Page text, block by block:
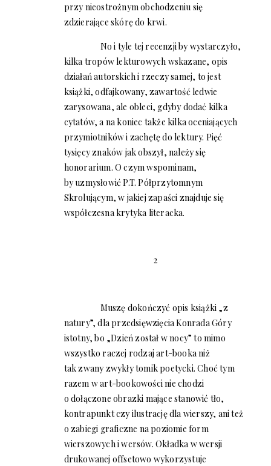
przy nieostrożnym obchodzeniu się
zdzierające skórę do krwi.
No i tyle tej recenzji by wystarczyło,
kilka tropów lekturowych wskazane, opis
działań autorskich i rzeczy samej, to jest
książki, odfajkowany, zawartość ledwie
zarysowana, ale obleci, gdyby dodać kilka
cytatów, a na koniec także kilka oceniających
przymiotników i zachętę do lektury. Pięć
tysięcy znaków jak obszył, należy się
honorarium. O czym wspominam,
by uzmysłowić P.T. Półprzytomnym
Skrolującym, w jakiej zapaści znajduje się
współczesna krytyka literacka.
2
Muszę dokończyć opis książki „z
natury”, dla przedsięwzięcia Konrada Góry
istotny, bo „Dzień został w nocy” to mimo
wszystko raczej rodzaj art-booka niż
tak zwany zwykły tomik poetycki. Choć tym
razem w art-bookowości nie chodzi
o dołączone obrazki mające stanowić tło,
kontrapunkt czy ilustrację dla wierszy, ani też
o zabiegi graficzne na poziomie form
wierszowych i wersów. Okładka w wersji
drukowanej offsetowo wykorzystuje